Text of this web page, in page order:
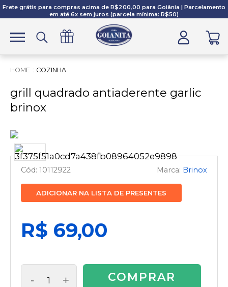
Frete grátis para compras acima de R$200,00 para Goiânia | Parcelamento
em até 6x sem juros (parcela mínima: R$50)
COZINHA
grill quadrado antiaderente garlic
brinox
10112922 Brinox
ADICIONAR NA LISTA DE PRESENTES
R$ 69,00
- + COMPRAR